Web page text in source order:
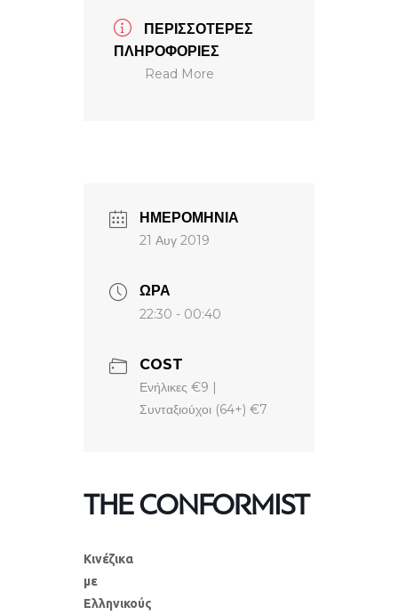
ΠΕΡΙΣΣΟΤΕΡΕΣ
ΠΛΗΡΟΦΟΡΙΕΣ
Read More
ΗΜΕΡΟΜΗΝΙΑ
21 Αυγ 2019
ΩΡΑ
22:30 - 00:40
COST
Ενήλικες €9 |
Συνταξιούχοι (64+) €7
THE CONFORMIST
Κινέζικα
με
Ελληνικούς